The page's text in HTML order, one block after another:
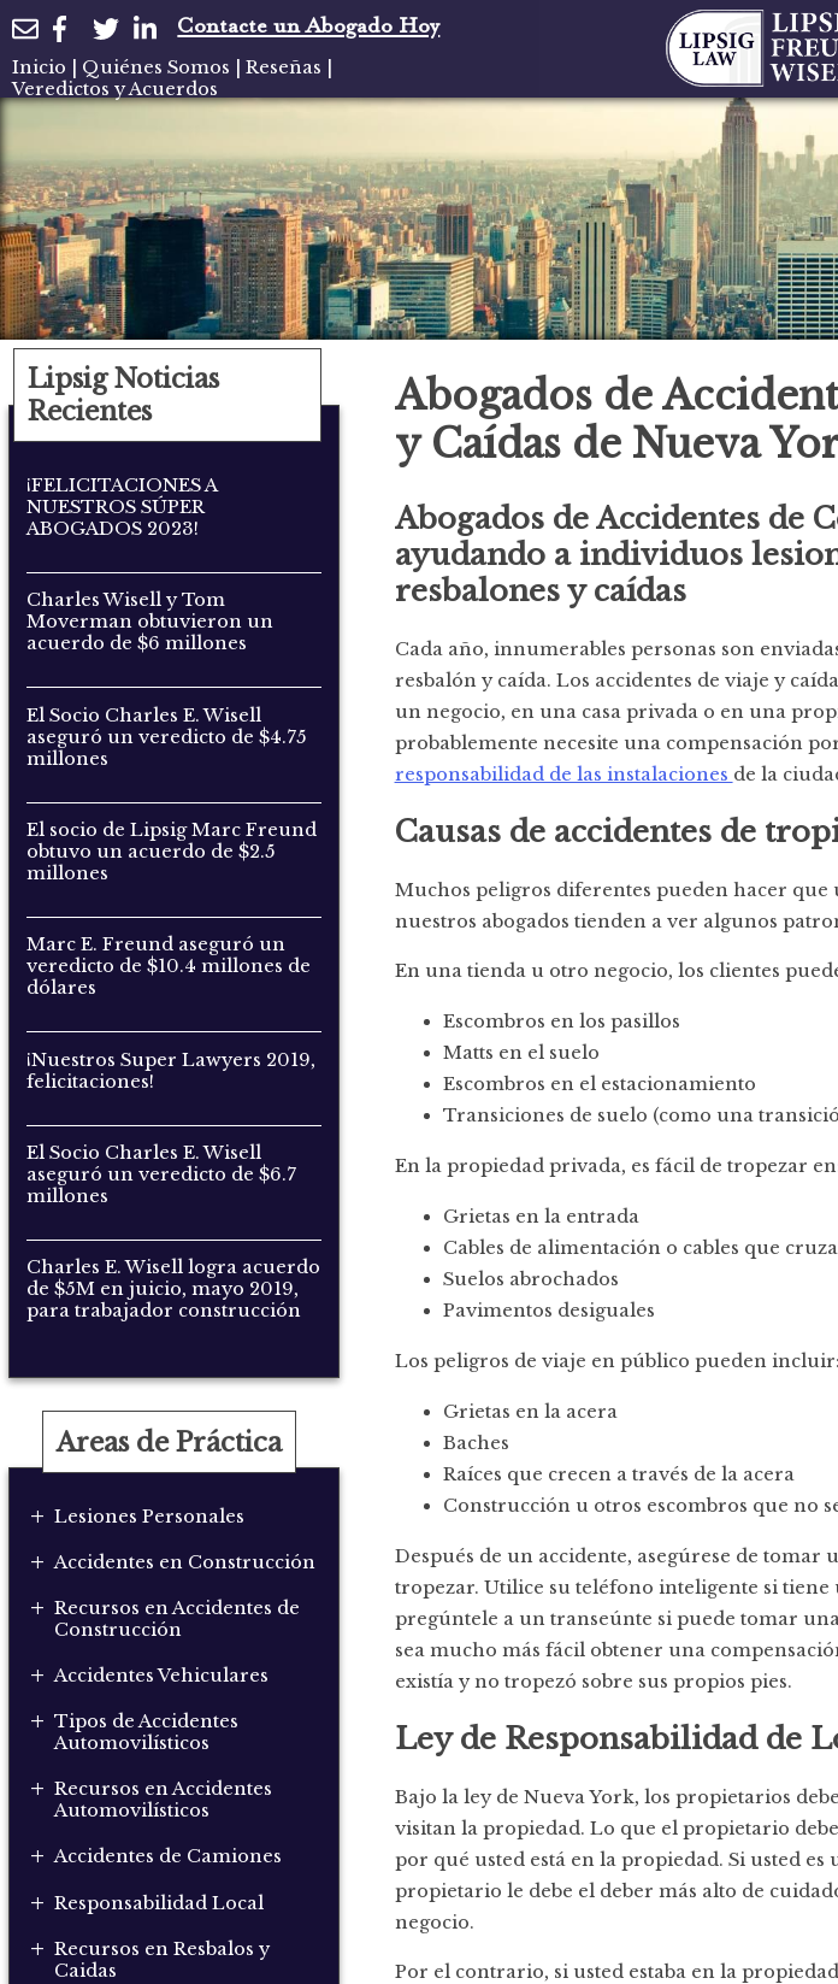
Contacte un Abogado Hoy
Inicio Quiénes Somos Reseñas
Veredictos y Acuerdos
Lipsig Noticias
Recientes
¡FELICITACIONES A
NUESTROS SÚPER
ABOGADOS 2023!
Charles Wisell y Tom
Moverman obtuvieron un
acuerdo de $6 millones
El Socio Charles E. Wisell
aseguró un veredicto de $4.75
millones
El socio de Lipsig Marc Freund
obtuvo un acuerdo de $2.5
millones
Marc E. Freund aseguró un
veredicto de $10.4 millones de
dólares
¡Nuestros Super Lawyers 2019,
felicitaciones!
El Socio Charles E. Wisell
aseguró un veredicto de $6.7
millones
Charles E. Wisell logra acuerdo
de $5M en juicio, mayo 2019,
para trabajador construcción
Areas de Práctica
+ Lesiones Personales
+ Accidentes en Construcción
+ Recursos en Accidentes de
Construcción
+ Accidentes Vehiculares
+ Tipos de Accidentes
Automovilísticos
+ Recursos en Accidentes
Automovilísticos
+ Accidentes de Camiones
+ Responsabilidad Local
+ Recursos en Resbalos y
Caidas
Abogados de
y Caídas de Nueva
Abogados de Accidentes de
ayudando a individuos
resbalones y caídas
Cada año, innumerables personas son
resbalón y caída. Los accidentes de viaje y
un negocio, en una casa privada o en una
probablemente necesite una compensación
responsabilidad de las instalaciones de la
Causas de accidentes de
Muchos peligros diferentes pueden hacer que
nuestros abogados tienden a ver algunos
En una tienda u otro negocio, los clientes
Escombros en los pasillos
Matts en el suelo
Escombros en el estacionamiento
Transiciones de suelo (como una
En la propiedad privada, es fácil de tropezar
Grietas en la entrada
Cables de alimentación o cables que
Suelos abrochados
Pavimentos desiguales
Los peligros de viaje en público pueden incluir:
Grietas en la acera
Baches
Raíces que crecen a través de la acera
Construcción u otros escombros que no
Después de un accidente, asegúrese de tomar
tropezar. Utilice su teléfono inteligente si
pregúntele a un transeúnte si puede tomar
sea mucho más fácil obtener una
existía y no tropezó sobre sus propios pies.
Ley de Responsabilidad de
Bajo la ley de Nueva York, los propietarios
visitan la propiedad. Lo que el propietario
por qué usted está en la propiedad. Si usted
propietario le debe el deber más alto de
negocio.
Por el contrario, si usted estaba en la